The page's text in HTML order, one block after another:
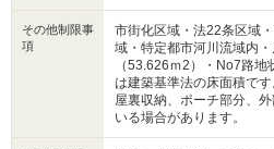
その他制限事
項
市街化区域・法22条区域
域・特定都市河川流域内
（53.626ｍ2）・No7路
は建築基準法の床面積で
屋裏収納、ポーチ部分、
いる場合があります。